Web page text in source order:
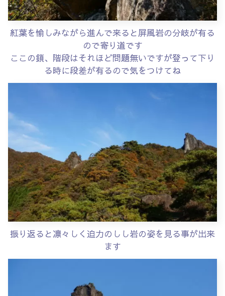
紅葉を愉しみながら進んで来ると屏風岩の分岐が有る
ので寄り道です
ここの鎖、階段はそれほど問題無いですが登って下り
る時に段差が有るので気をつけてね
振り返ると凛々しく迫力のしし岩の姿を見る事が出来
ます